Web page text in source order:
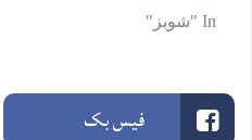
In "شوبز"
فیس بک